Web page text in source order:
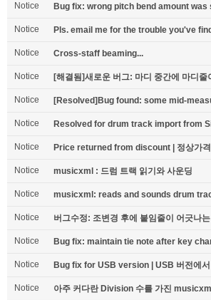
Notice Bug fix: wrong pitch bend amount
Notice Pls. email me for the trouble you've
Notice Cross-staff beaming...
Notice [해결됨]새로운 버그: 마디 중간에 마디
Notice [Resolved]Bug found: some mid-
Notice Resolved for drum track import from
Notice Price returned from discount | 정상가
Notice musicxml : 드럼 트랙 읽기와 사운딩
Notice musicxml: reads and sounds drum
Notice 버그수정: 조변경 후에 붙임줄이 어긋나
Notice Bug fix: maintain tie note after key
Notice Bug fix for USB version | USB 버전에서
Notice 아주 커다란 Division 수를 가진